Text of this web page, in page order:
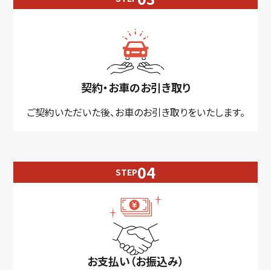
契約・お車のお引き取り
ご契約いただいた後、お車のお引き取りをいたします。
STEP
お支払い（お振込み）